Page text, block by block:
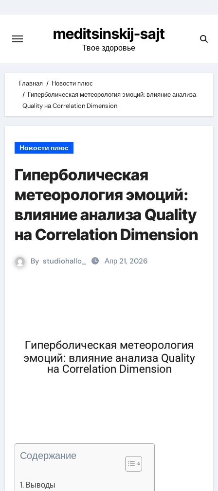
content
meditsinskij-sajt
Твое здоровье
Главная
Новости плюс
Гиперболическая метеорология эмоций: влияние анализа
Quality на Correlation Dimension
Новости плюс
Гиперболическая
метеорология эмоций:
влияние анализа Quality
на Correlation Dimension
By studiohallo_ Апр 21, 2026
Содержание
Выводы